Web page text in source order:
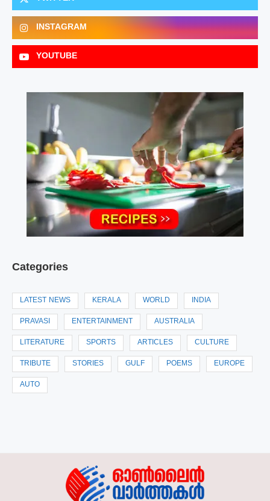
INSTAGRAM
YOUTUBE
Categories
LATEST NEWS KERALA WORLD INDIA
PRAVASI ENTERTAINMENT AUSTRALIA
LITERATURE SPORTS ARTICLES CULTURE
TRIBUTE STORIES GULF POEMS EUROPE
AUTO